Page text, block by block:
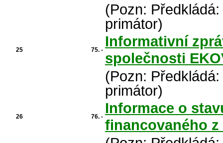
(Pozn:
primátor)
25 75. -
Informativní
společnosti
(Pozn:
primátor)
26 76. -
Informace o
financovaného z